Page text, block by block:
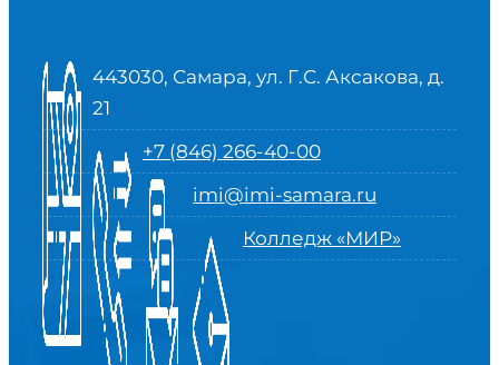
443030, Самара, ул. Г.С. Аксакова, д.
21
+7 (846) 266-40-00
imi@imi-samara.ru
Колледж «МИР»